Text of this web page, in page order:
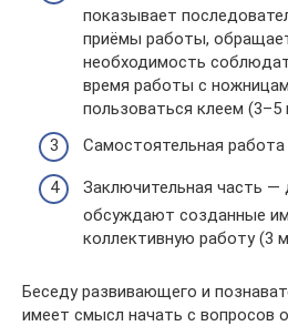
показывает
приёмы работы,
необходимость
время работы с
пользоваться клеем (3–5
Самостоятельная
Заключительная часть
обсуждают созданные
коллективную работу (3
Беседу развивающего и
имеет смысл начать с вопросов